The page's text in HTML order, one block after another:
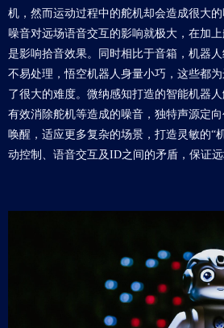
机，然而运动过程中的舵机却会造成很大
噪音对远场语音交互的影响就极大，在加
是影响拾音效果。同时相比于音箱，机器
不易处理，悟空机器人身量小巧，这些都
了很大的难度。微纳感知打造的智能机器
有效消除舵机等造成的噪音，独特声源定
唤醒，适应更多复杂的场景，打造灵敏的“
动控制、语音交互及ID之间的矛盾，保证远